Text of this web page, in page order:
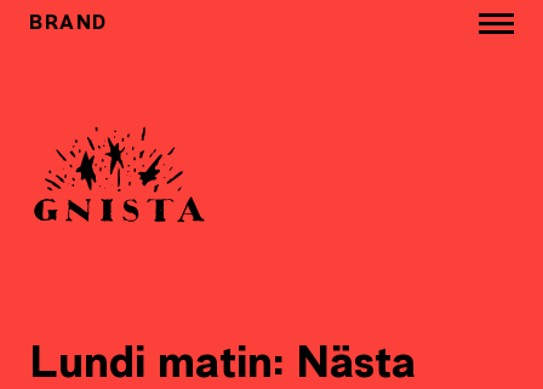
BRAND
Lundi matin: Nästa